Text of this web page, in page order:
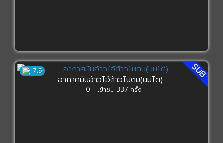
7.9 SUB
อากาศมันอ้าวไอ้ต้าวโนตม(นมโต)..
[ 0 ] เข้าชม 337 ครั้ง